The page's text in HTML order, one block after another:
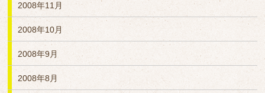
2008年11月
2008年10月
2008年9月
2008年8月